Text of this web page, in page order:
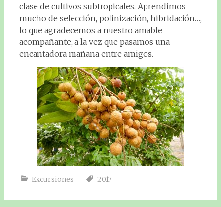
clase de cultivos subtropicales. Aprendimos
mucho de selección, polinización, hibridación…,
lo que agradecemos a nuestro amable
acompañante, a la vez que pasamos una
encantadora mañana entre amigos.
Excursiones 2017